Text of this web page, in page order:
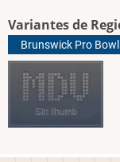
Variantes de
Brunswick Pro